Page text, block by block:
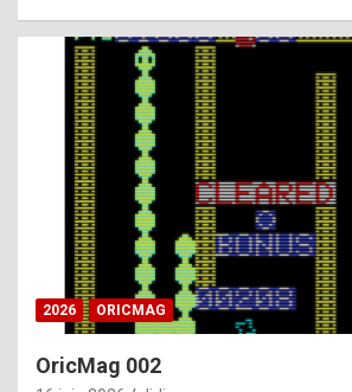
u
l
y
d
i
ff
i
2026 ORICMAG
OricMag 002